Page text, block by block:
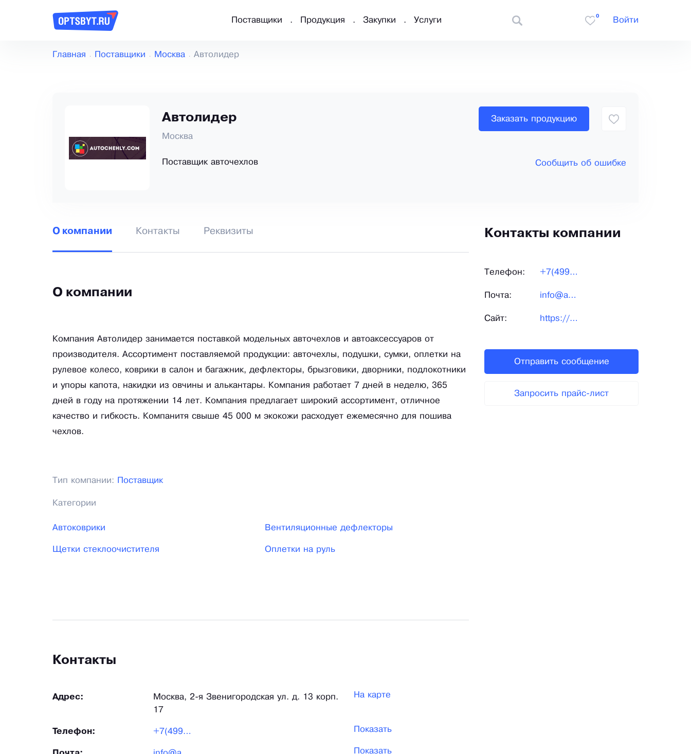
Поставщики Продукция Закупки Услуги
0
Войти
Главная Поставщики Москва Автолидер
Автолидер
Москва
Поставщик авточехлов
Заказать продукцию
Сообщить об ошибке
О компании Контакты Реквизиты
О компании
Компания Автолидер занимается поставкой модельных авточехлов и автоаксессуаров от
производителя. Ассортимент поставляемой продукции: авточехлы, подушки, сумки, оплетки на
рулевое колесо, коврики в салон и багажник, дефлекторы, брызговики, дворники, подлокотники
и упоры капота, накидки из овчины и алькантары. Компания работает 7 дней в неделю, 365
дней в году на протяжении 14 лет. Компания предлагает широкий ассортимент, отличное
качество и гибкость. Компанитя свыше 45 000 м экокожи расходует ежемесячно для пошива
чехлов.
Тип компании: Поставщик
Категории
Автоковрики Вентиляционные дефлекторы
Щетки стеклоочистителя Оплетки на руль
Контакты
Адрес:
Москва, 2-я Звенигородская ул. д. 13 корп.
17
На карте
Телефон: +7(499)702-45-58 Показать
Показать
Контакты компании
Телефон: +7(499)702-45-58
Почта: info@autochehly.com
Сайт: https://opt.autochehly.com/
Отправить сообщение
Запросить прайс-лист